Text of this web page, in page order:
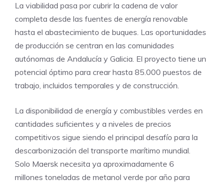
La viabilidad pasa por cubrir la cadena de valor
completa desde las fuentes de energía renovable
hasta el abastecimiento de buques. Las oportunidades
de producción se centran en las comunidades
autónomas de Andalucía y Galicia. El proyecto tiene un
potencial óptimo para crear hasta 85.000 puestos de
trabajo, incluidos temporales y de construcción.
La disponibilidad de energía y combustibles verdes en
cantidades suficientes y a niveles de precios
competitivos sigue siendo el principal desafío para la
descarbonización del transporte marítimo mundial.
Solo Maersk necesita ya aproximadamente 6
millones toneladas de metanol verde por año para